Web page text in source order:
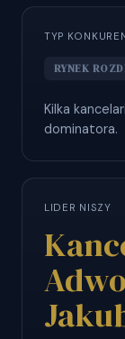
TYP
RYNEK
Kilka
dominatora.
LIDER NISZY